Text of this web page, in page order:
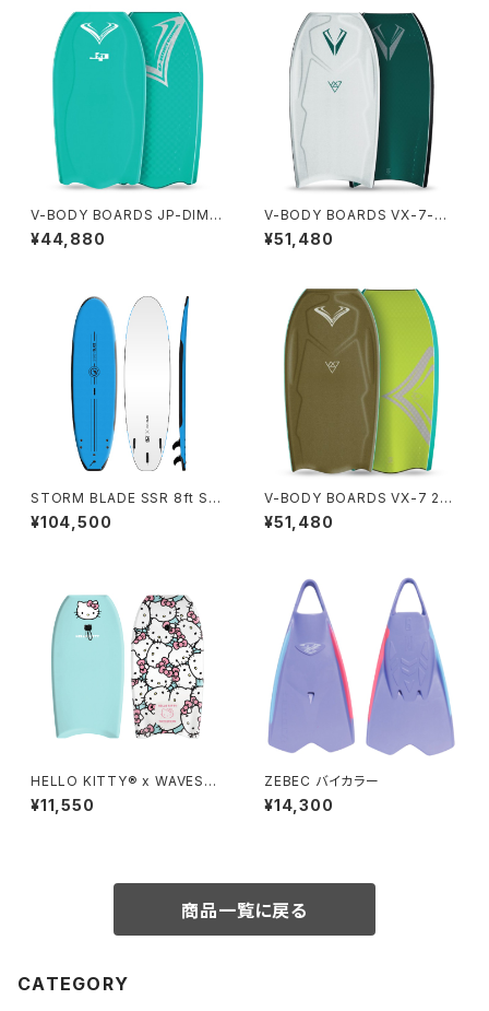
V-BODY BOARDS JP-DIMP
LE BAT 2026モデル - ターコ
イズ
¥44,880
V-BODY BOARDS VX-7-M
2026モデル - ホワイト
¥51,480
STORM BLADE SSR 8ft Sur
fboard - AZ BLUE
¥104,500
V-BODY BOARDS VX-7 202
6モデル - ミリタリーグリーン
¥51,480
HELLO KITTY® x WAVEST
ORM 36in Bodyboard - Tur
quoise
¥11,550
ZEBEC バイカラー
¥14,300
商品一覧に戻る
CATEGORY